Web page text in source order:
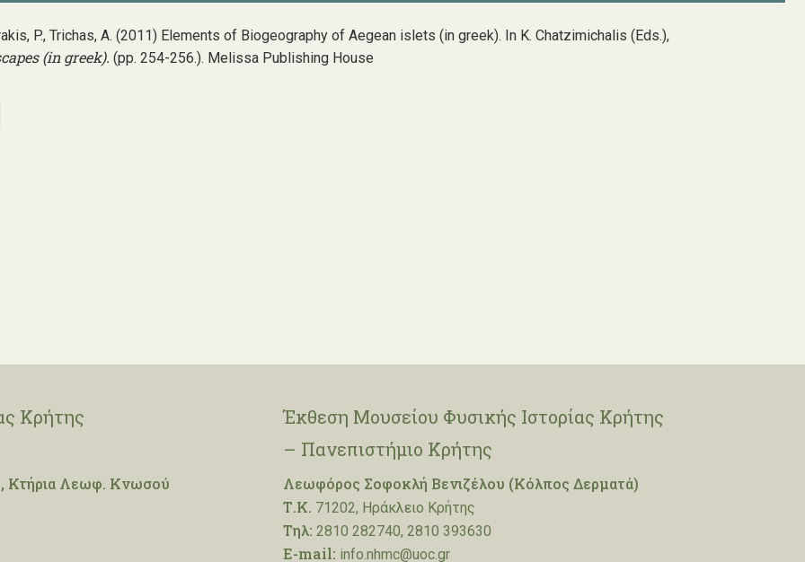
P., Trichas, A. (2011) Elements of Biogeography of Aegean islets (in greek). In K. Chatzimichalis (Eds.),
(in greek). (pp. 254-256.). Melissa Publishing House
Κρήτης
Κτήρια Λεωφ. Κνωσού
Έκθεση Μουσείου Φυσικής Ιστορίας Κρήτης
– Πανεπιστήμιο Κρήτης
Λεωφόρος Σοφοκλή Βενιζέλου (Κόλπος Δερματά)
Τ.Κ. 71202, Ηράκλειο Κρήτης
Τηλ: 2810 282740, 2810 393630
E-mail: info.nhmc@uoc.gr